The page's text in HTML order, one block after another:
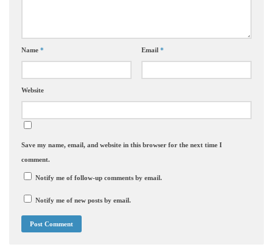
Name * Email *
Website
Save my name, email, and website in this browser for the next time I
comment.
Notify me of follow-up comments by email.
Notify me of new posts by email.